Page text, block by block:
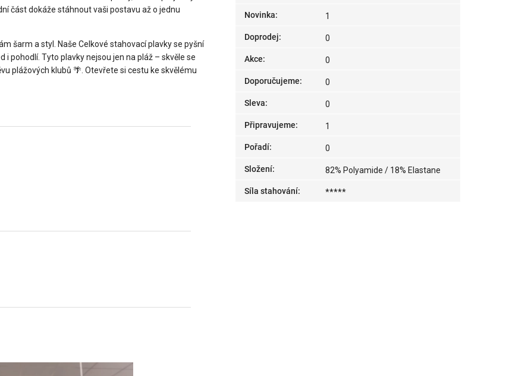
část dokáže stáhnout vaši postavu až o jednu
šarm a styl. Naše Celkové stahovací plavky se pyšní
pohodlí. Tyto plavky nejsou jen na pláž – skvěle se
plážových klubů 🌴. Otevřete si cestu ke skvělému
Novinka: 1
Doprodej: 0
Akce: 0
Doporučujeme: 0
Sleva: 0
Připravujeme: 1
Pořadí: 0
Složení: 82% Polyamide / 18% Elastane
Síla stahování: *****